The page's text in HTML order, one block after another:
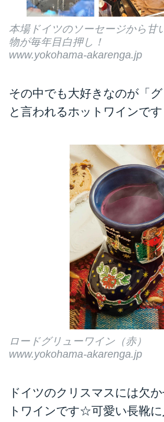
本場ドイツのソーセージから甘
物が毎年目白押し！
www.yokohama-akarenga.jp
その中でも大好きなのが「グ
と言われるホットワインです
ロードグリューワイン（赤）
www.yokohama-akarenga.jp
ドイツのクリスマスには欠
トワインです☆可愛い長靴